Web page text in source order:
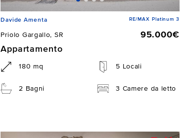
Davide Amenta RE/MAX Platinum 3
Priolo Gargallo, SR
95.000€
Appartamento
180 mq 5 Locali
2 Bagni 3 Camere da letto